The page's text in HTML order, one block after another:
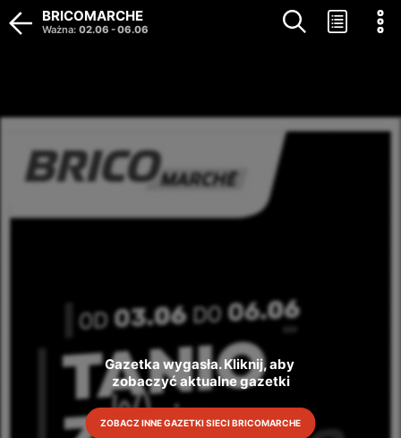
Gazetka wygasła. Kliknij, aby
zobaczyć aktualne gazetki
ZOBACZ INNE GAZETKI SIECI BRICOMARCHE
BRICOMARCHE
Ważna: 02.06 -06.06